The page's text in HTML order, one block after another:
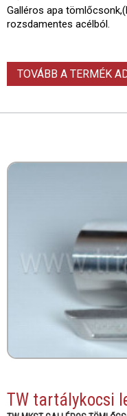
Galléros apa
rozsdamentes acélból.
TOVÁBB A TERMÉK
TW tartálykocsi